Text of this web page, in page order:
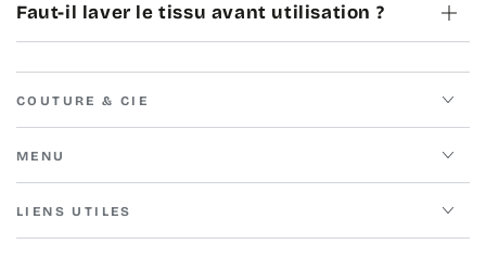
Faut-il laver le tissu avant utilisation ?
COUTURE & CIE
MENU
LIENS UTILES